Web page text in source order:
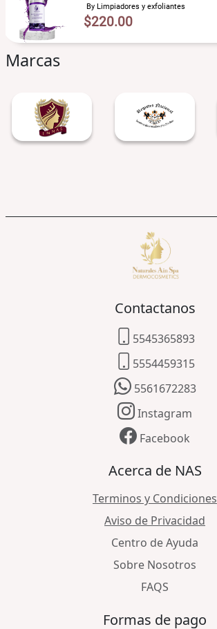
By Limpiadores y exfoliantes
$220.00
Marcas
Contactanos
5545365893
5554459315
5561672283
Instagram
Facebook
Acerca de NAS
Terminos y Condiciones
Aviso de Privacidad
Centro de Ayuda
Sobre Nosotros
FAQS
Formas de pago